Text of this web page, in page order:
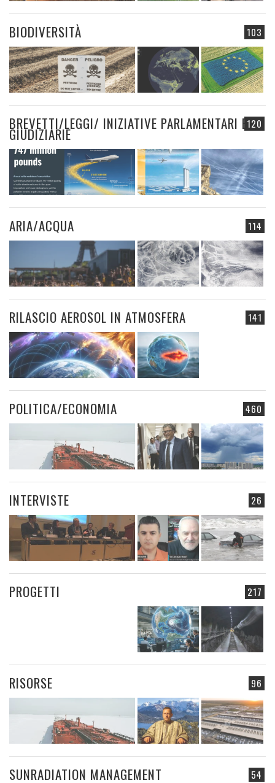
103
BIODIVERSITÀ
120
BREVETTI/LEGGI/ INIZIATIVE PARLAMENTARI E
GIUDIZIARIE
114
ARIA/ACQUA
141
RILASCIO AEROSOL IN ATMOSFERA
460
POLITICA/ECONOMIA
26
INTERVISTE
217
PROGETTI
96
RISORSE
54
SUNRADIATION MANAGEMENT